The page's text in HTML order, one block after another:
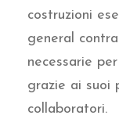
costruzioni
general
necessarie
grazie ai suoi
collaboratori.